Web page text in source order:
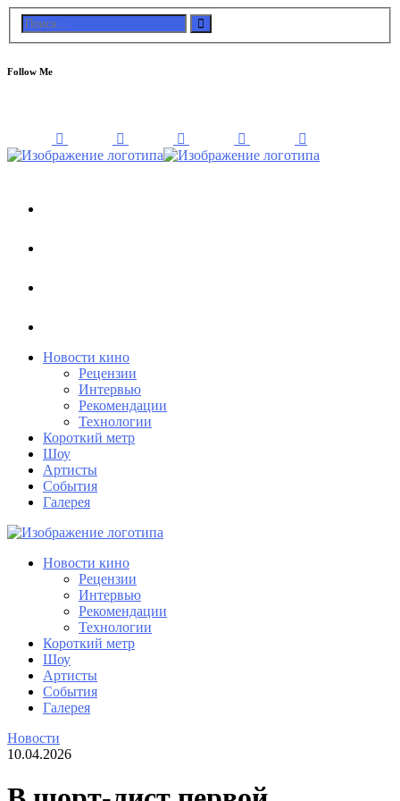
Follow Me
Новости кино
Рецензии
Интервью
Рекомендации
Технологии
Короткий метр
Шоу
Артисты
События
Галерея
Новости кино
Рецензии
Интервью
Рекомендации
Технологии
Короткий метр
Шоу
Артисты
События
Галерея
Новости
10.04.2026